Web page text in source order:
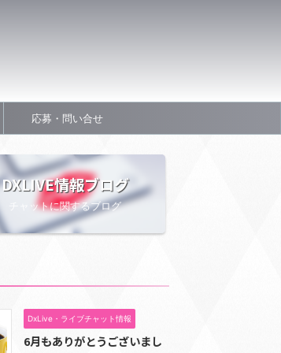
応募・問い合せ
DXLIVE情報ブログ
チャットに関するブログ
DxLive・ライブチャット情報
6月もありがとうございまし